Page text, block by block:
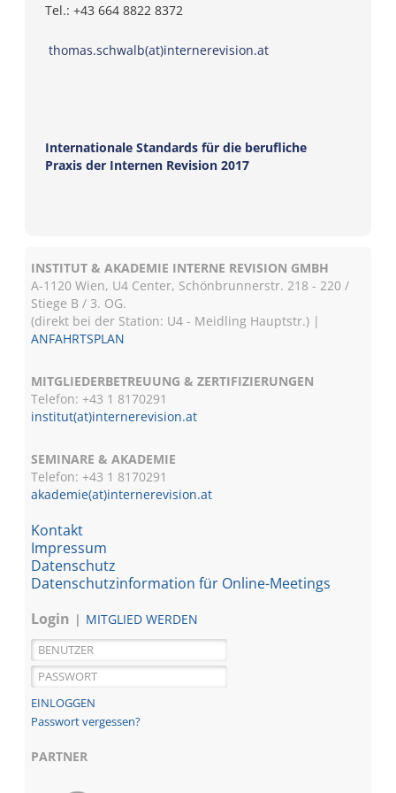
Tel.: +43 664 8822 8372
thomas.schwalb(at)internerevision.at
Internationale Standards für die berufliche
Praxis der Internen Revision 2017
INSTITUT & AKADEMIE INTERNE REVISION GMBH
A-1120 Wien, U4 Center, Schönbrunnerstr. 218 - 220 /
Stiege B / 3. OG.
(direkt bei der Station: U4 - Meidling Hauptstr.) |
ANFAHRTSPLAN
MITGLIEDERBETREUUNG & ZERTIFIZIERUNGEN
Telefon: +43 1 8170291
institut(at)internerevision.at
SEMINARE & AKADEMIE
Telefon: +43 18170291
akademie(at)internerevision.at
Kontakt
Impressum
Datenschutz
Datenschutzinformation für Online-Meetings
Login
MITGLIED WERDEN
Passwort vergessen?
PARTNER